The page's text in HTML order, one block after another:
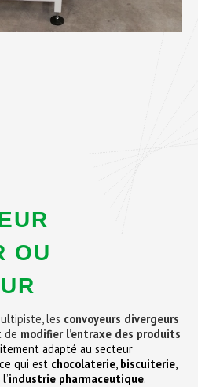
OU
les convoyeurs divergeurs
de modifier l’entraxe des produits
adapté au secteur
qui est chocolaterie biscuiterie
industrie pharmaceutique.